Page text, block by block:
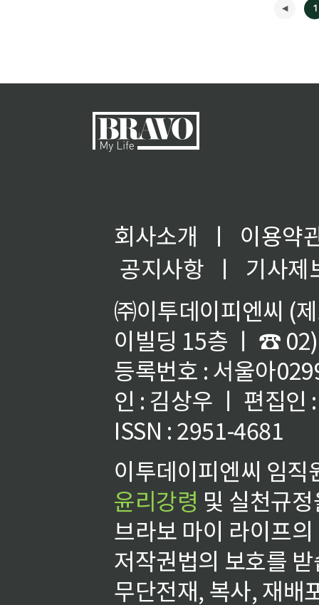
1
회사소개 ㅣ
이용약
공지사항
ㅣ
기사제
㈜이투데이피엔씨 (
이빌딩 15층 ㅣ ☎
등록번호 : 서울아
인 : 김상우 ㅣ 편집인
ISSN : 2951-4681
이투데이피엔씨 임
윤리강령 및 실천규
브라보 마이 라이프
저작권법의 보호를
무단전재, 복사, 재배